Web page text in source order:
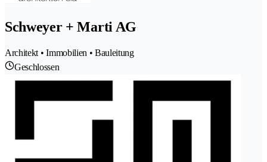
Schweyer + Marti AG
Architekt • Immobilien • Bauleitung
Geschlossen